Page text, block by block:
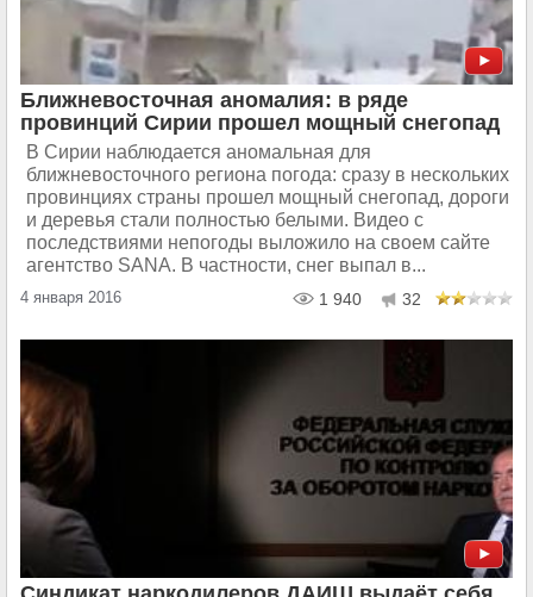
Ближневосточная аномалия: в ряде
провинций Сирии прошел мощный снегопад
В Сирии наблюдается аномальная для
ближневосточного региона погода: сразу в нескольких
провинциях страны прошел мощный снегопад, дороги
и деревья стали полностью белыми. Видео с
последствиями непогоды выложило на своем сайте
агентство SANA. В частности, снег выпал в...
4 января 2016 1 940 32